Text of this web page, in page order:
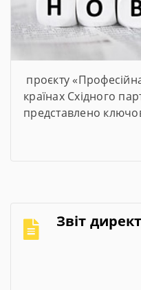
проєкту
країнах Східного
представлено
Звіт